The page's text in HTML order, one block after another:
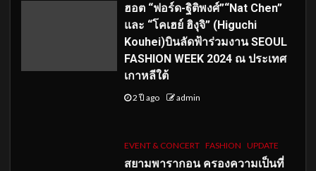
ฮอต “ฟอร์ด-ฐิติพงศ์”“Nat Chen”
และ “โคเฮย์ ฮิงุจิ” (Higuchi
Kouhei)บินลัดฟ้าร่วมงาน SEOUL
FASHION WEEK 2024 ณ ประเทศ
เกาหลีใต้
2 ปี ago admin
EVENT & CONCERT FASHION UPDATE
สยามพารากอน ครองความเป็นที่